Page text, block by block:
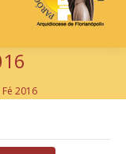
windowwindowwindow
2016